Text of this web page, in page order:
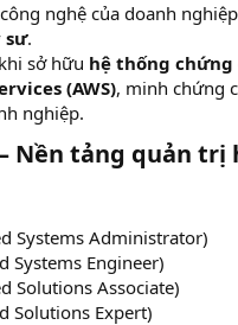
nghệ của doanh
sư.
sở hữu hệ thống
(AWS), minh chứng
nghiệp.
Nền tảng quản trị
Systems Administrator)
Systems Engineer)
Solutions Associate)
Solutions Expert)